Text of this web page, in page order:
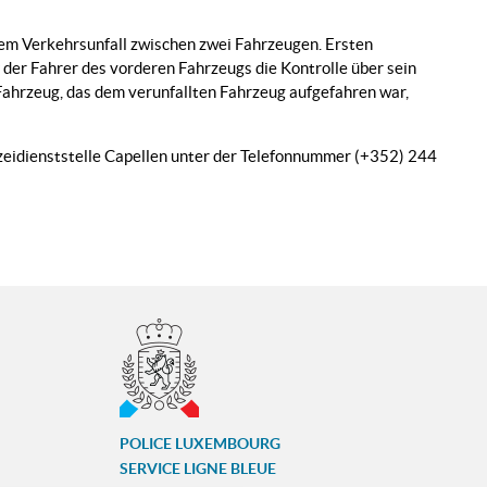
Verkehrsunfall zwischen zwei Fahrzeugen. Ersten
Fahrer des vorderen Fahrzeugs die Kontrolle über sein
das dem verunfallten Fahrzeug aufgefahren war,
Capellen unter der Telefonnummer (+352) 244
POLICE LUXEMBOURG
SERVICE LIGNE BLEUE